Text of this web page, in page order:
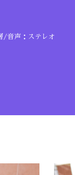
/音声：ステレオ